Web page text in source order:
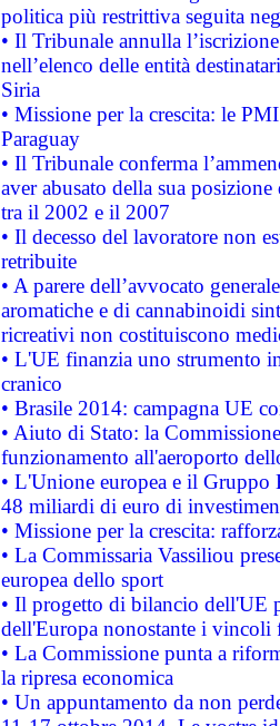
politica più restrittiva seguita
• Il Tribunale annulla
nell’elenco delle entità
Siria
• Missione per la crescita: le
Paraguay
• Il Tribunale conferma
aver abusato della sua
tra il 2002 e il 2007
• Il decesso del lavoratore non
retribuite
• A parere dell’avvocato
aromatiche e di cannabinoidi
ricreativi non costituiscono
• L'UE finanzia uno strumento
cranico
• Brasile 2014: campagna UE
• Aiuto di Stato: la
funzionamento all'aeroporto
• L'Unione europea e il
48 miliardi di euro di
• Missione per la crescita:
• La Commissaria Vassiliou
europea dello sport
• Il progetto di bilancio dell'UE
dell'Europa nonostante i vincoli
• La Commissione punta a
la ripresa economica
• Un appuntamento da non